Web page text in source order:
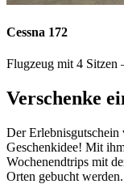
Cessna 172
Flugzeug mit 4 Sitzen
Verschenke
Der Erlebnisgutschein
Geschenkidee! Mit
Wochenendtrips mit
Orten gebucht werden.